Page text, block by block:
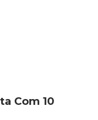
Com 10